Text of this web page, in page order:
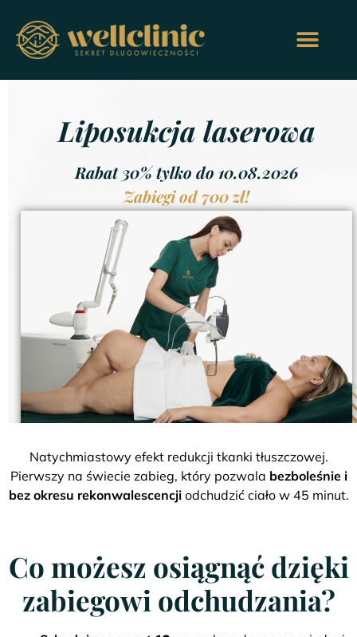
Liposukcja laserowa
Rabat 30% tylko do 10.08.2026
Zabiegi od 700 zł!
Natychmiastowy efekt redukcji tkanki tłuszczowej.
Pierwszy na świecie zabieg, który pozwala bezboleśnie i
bez okresu rekonwalescencjiodchudzić ciało w 45 minut.
Co możesz osiągnąć dzięki
zabiegowi odchudzania?